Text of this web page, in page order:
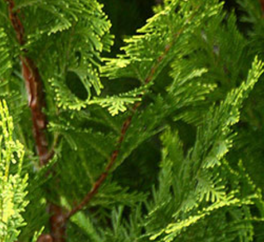
TÖLÖSKERT
NÖVÉNYEINK
ELÉRHETŐSÉG
FIATAL GAZDA
ÜGYFÉLKAPU